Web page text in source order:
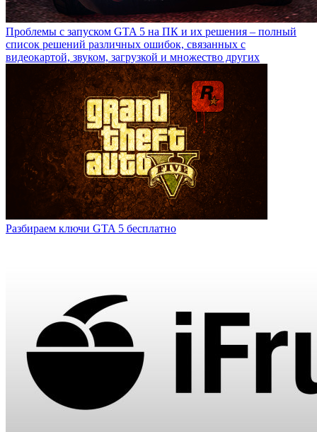
Проблемы с запуском GTA 5 на ПК и их решения – полный
список решений различных ошибок, связанных с
видеокартой, звуком, загрузкой и множество других
Разбираем ключи GTA 5 бесплатно